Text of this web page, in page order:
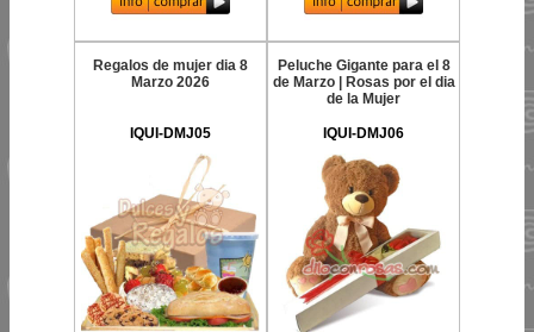
Regalos de mujer dia 8
Marzo 2026
IQUI-DMJ05
Peluche Gigante para el 8
de Marzo | Rosas por el dia
de la Mujer
IQUI-DMJ06